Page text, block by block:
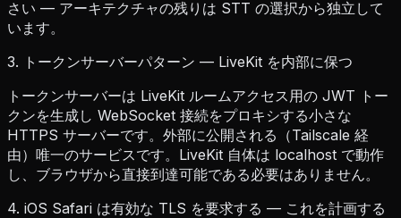
さい — アーキテクチャの残りは STT の選択から独立して
います。
3. トークンサーバーパターン — LiveKit を内部に保つ
トークンサーバーは LiveKit ルームアクセス用の JWT トー
クンを生成し WebSocket 接続をプロキシする小さな
HTTPS サーバーです。外部に公開される（Tailscale 経
由）唯一のサービスです。LiveKit 自体は localhost で動作
し、ブラウザから直接到達可能である必要はありません。
4. iOS Safari は有効な TLS を要求する — これを計画する